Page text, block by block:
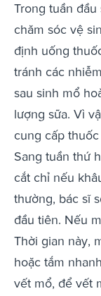
Trong tuần
chăm sóc vệ
định uống
tránh các
sau sinh mổ
lượng sữa. Vì
cung cấp
Sang tuần thứ
cắt chỉ nếu
thường, bác sĩ
đầu tiên. Nếu
Thời gian này,
hoặc tắm
vết mổ, để vết